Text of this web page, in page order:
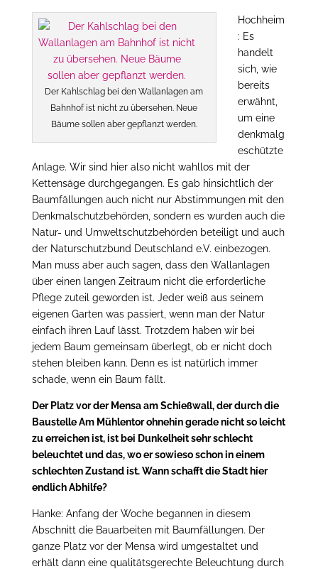
Der Kahlschlag bei den Wallanlagen am
Bahnhof ist nicht zu übersehen. Neue
Bäume sollen aber gepflanzt werden.
Hochheim
: Es
handelt
sich, wie
bereits
erwähnt,
um eine
denkmalg
eschützte
Anlage. Wir sind hier also nicht wahllos mit der
Kettensäge durchgegangen. Es gab hinsichtlich der
Baumfällungen auch nicht nur Abstimmungen mit den
Denkmalschutzbehörden, sondern es wurden auch die
Natur- und Umweltschutzbehörden beteiligt und auch
der Naturschutzbund Deutschland e.V. einbezogen.
Man muss aber auch sagen, dass den Wallanlagen
über einen langen Zeitraum nicht die erforderliche
Pflege zuteil geworden ist. Jeder weiß aus seinem
eigenen Garten was passiert, wenn man der Natur
einfach ihren Lauf lässt. Trotzdem haben wir bei
jedem Baum gemeinsam überlegt, ob er nicht doch
stehen bleiben kann. Denn es ist natürlich immer
schade, wenn ein Baum fällt.
Der Platz vor der Mensa am Schießwall, der durch die
Baustelle Am Mühlentor ohnehin gerade nicht so leicht
zu erreichen ist, ist bei Dunkelheit sehr schlecht
beleuchtet und das, wo er sowieso schon in einem
schlechten Zustand ist. Wann schafft die Stadt hier
endlich Abhilfe?
Hanke: Anfang der Woche begannen in diesem
Abschnitt die Bauarbeiten mit Baumfällungen. Der
ganze Platz vor der Mensa wird umgestaltet und
erhält dann eine qualitätsgerechte Beleuchtung durch